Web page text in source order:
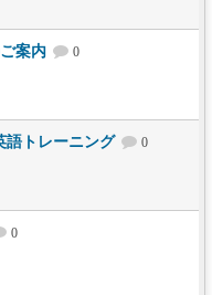
案内
0
語トレーニング
0
0